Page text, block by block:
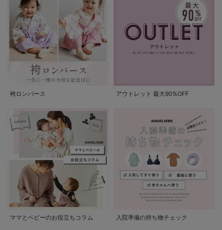
袴ロンパース アウトレット 最大90%OFF
ママとベビーのお役立ちコラム 入院準備の持ち物チェック